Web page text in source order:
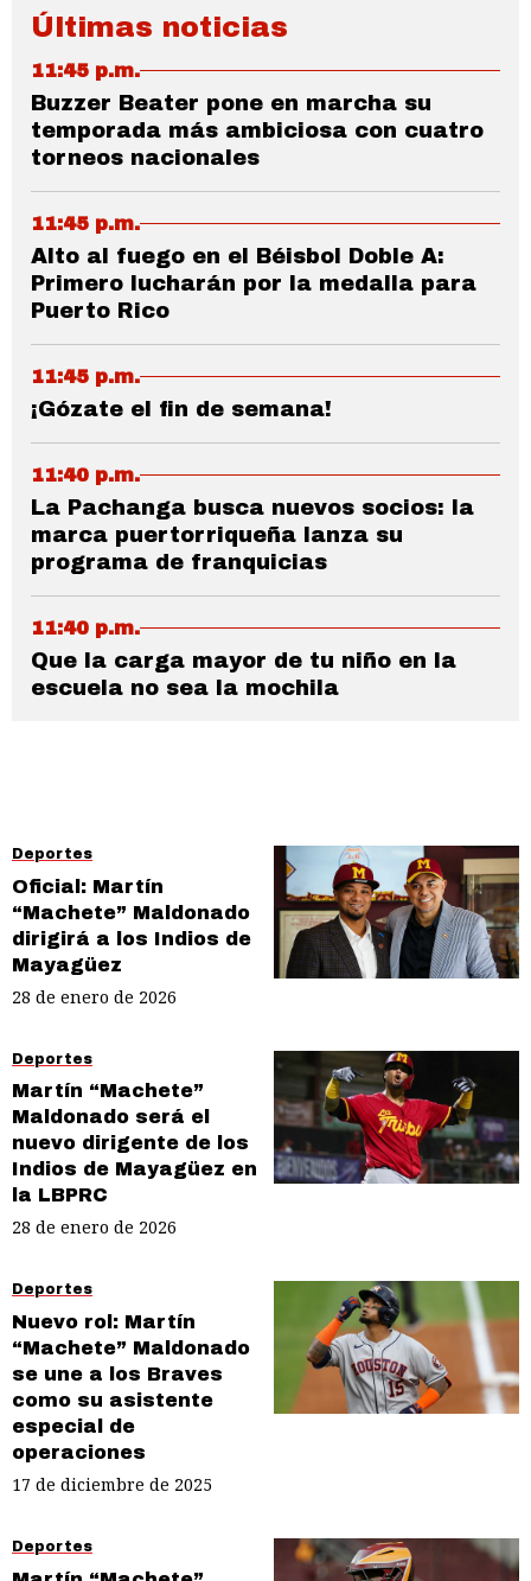
Últimas noticias
11:45 p.m.
Buzzer Beater pone en marcha su
temporada más ambiciosa con cuatro
torneos nacionales
11:45 p.m.
Alto al fuego en el Béisbol Doble A:
Primero lucharán por la medalla para
Puerto Rico
11:45 p.m.
¡Gózate el fin de semana!
11:40 p.m.
La Pachanga busca nuevos socios: la
marca puertorriqueña lanza su
programa de franquicias
11:40 p.m.
Que la carga mayor de tu niño en la
escuela no sea la mochila
Deportes
Oficial: Martín
“Machete” Maldonado
dirigirá a los Indios de
Mayagüez
28 de enero de 2026
Deportes
Martín “Machete”
Maldonado será el
nuevo dirigente de los
Indios de Mayagüez en
la LBPRC
28 de enero de 2026
Deportes
Nuevo rol: Martín
“Machete” Maldonado
se une a los Braves
como su asistente
especial de
operaciones
17 de diciembre de 2025
Deportes